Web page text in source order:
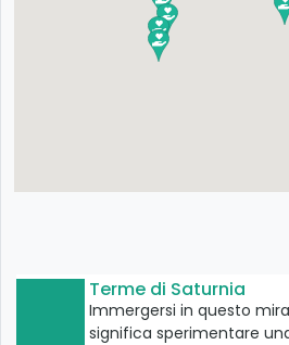
Terme di Saturnia
Immergersi in questo
significa sperimentare